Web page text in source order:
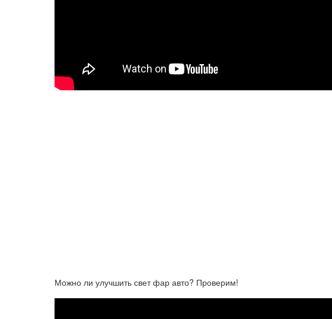
Можно ли улучшить свет фар авто? Проверим!